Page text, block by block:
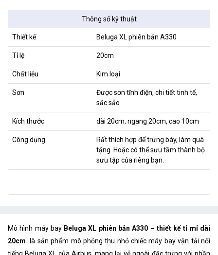
Thông số kỹ thuật
Thiết kế Beluga XL phiên bản A330
Tỉ lệ 20cm
Chất liệu Kim loại
Sơn
Được sơn tĩnh điện, chi tiết tinh tế,
sắc sảo
Kích thước dài 20cm, ngang 20cm, cao 10cm
Công dụng
Rất thích hợp để trưng bày, làm quà
tặng. Hoặc có thể sưu tầm thành bộ
sưu tập của riêng bạn.
Mô hình máy bay Beluga XL phiên bản A330 – thiết kế tỉ mỉ dài
20cm là sản phẩm mô phỏng thu nhỏ chiếc máy bay vận tải nổi
tiếng Beluga XL của Airbus, mang lại vẻ ngoài đặc trưng với phần